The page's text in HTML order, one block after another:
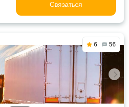
Связаться
6 56